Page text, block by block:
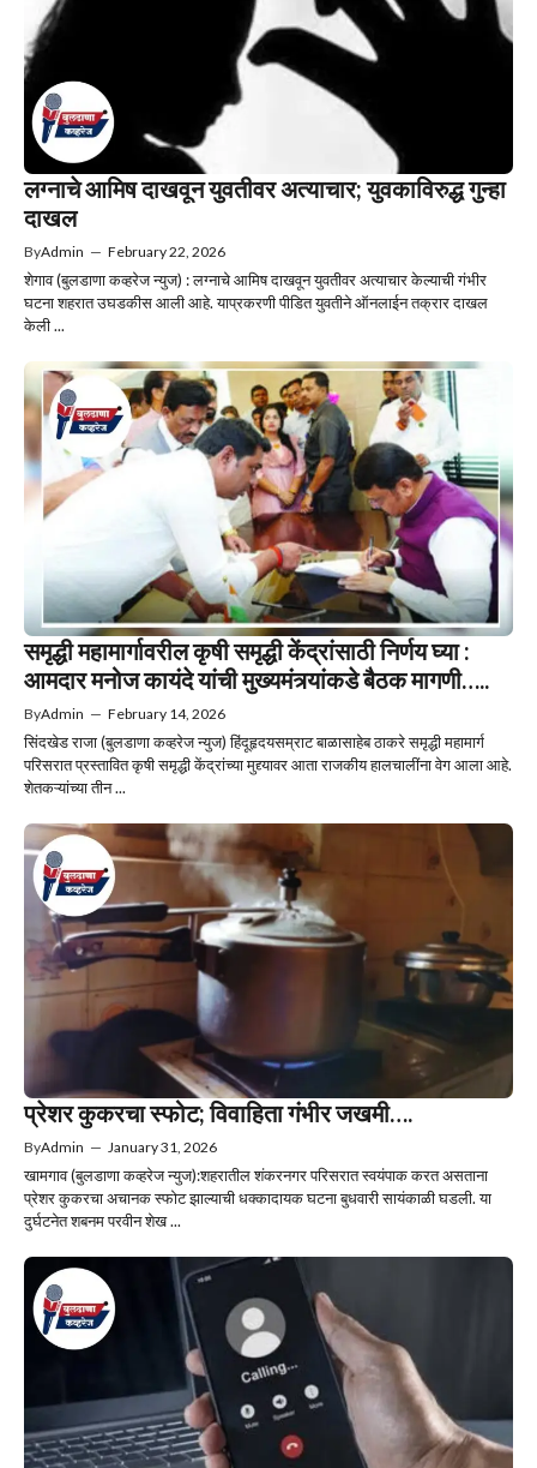
लग्नाचे आमिष दाखवून युवतीवर अत्याचार; युवकाविरुद्ध गुन्हा
दाखल
ByAdmin — February 22, 2026
शेगाव (बुलडाणा कव्हरेज न्युज) : लग्नाचे आमिष दाखवून युवतीवर अत्याचार केल्याची गंभीर
घटना शहरात उघडकीस आली आहे. याप्रकरणी पीडित युवतीने ऑनलाईन तक्रार दाखल
केली ...
समृद्धी महामार्गावरील कृषी समृद्धी केंद्रांसाठी निर्णय घ्या :
आमदार मनोज कायंदे यांची मुख्यमंत्र्यांकडे बैठक मागणी…..
ByAdmin — February 14, 2026
सिंदखेड राजा (बुलडाणा कव्हरेज न्युज) हिंदूहृदयसम्राट बाळासाहेब ठाकरे समृद्धी महामार्ग
परिसरात प्रस्तावित कृषी समृद्धी केंद्रांच्या मुद्द्यावर आता राजकीय हालचालींना वेग आला आहे.
शेतकऱ्यांच्या तीन ...
प्रेशर कुकरचा स्फोट; विवाहिता गंभीर जखमी….
ByAdmin — January 31, 2026
खामगाव (बुलडाणा कव्हरेज न्युज):शहरातील शंकरनगर परिसरात स्वयंपाक करत असताना
प्रेशर कुकरचा अचानक स्फोट झाल्याची धक्कादायक घटना बुधवारी सायंकाळी घडली. या
दुर्घटनेत शबनम परवीन शेख ...